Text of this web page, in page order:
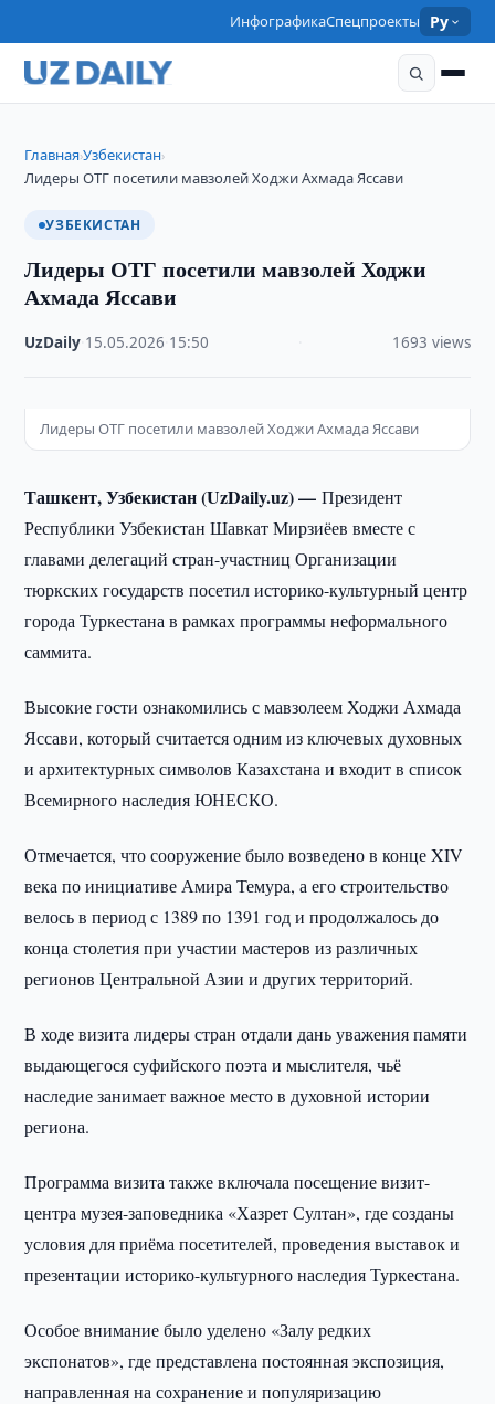
ИнфографикаСпецпроекты Ру
Главная›Узбекистан›
Лидеры ОТГ посетили мавзолей Ходжи Ахмада Яссави
УЗБЕКИСТАН
Лидеры ОТГ посетили мавзолей Ходжи
Ахмада Яссави
UzDaily 15.05.2026 15:50 1693 views
Лидеры ОТГ посетили мавзолей Ходжи Ахмада Яссави
Ташкент, Узбекистан (UzDaily.uz) —Президент
Республики Узбекистан Шавкат Мирзиёев вместе с
главами делегаций стран-участниц Организации
тюркских государств посетил историко-культурный центр
города Туркестана в рамках программы неформального
саммита.
Высокие гости ознакомились с мавзолеем Ходжи Ахмада
Яссави, который считается одним из ключевых духовных
и архитектурных символов Казахстана и входит в список
Всемирного наследия ЮНЕСКО.
Отмечается, что сооружение было возведено в конце XIV
века по инициативе Амира Темура, а его строительство
велось в период с 1389 по 1391 год и продолжалось до
конца столетия при участии мастеров из различных
регионов Центральной Азии и других территорий.
В ходе визита лидеры стран отдали дань уважения памяти
выдающегося суфийского поэта и мыслителя, чьё
наследие занимает важное место в духовной истории
региона.
Программа визита также включала посещение визит-
центра музея-заповедника «Хазрет Султан», где созданы
условия для приёма посетителей, проведения выставок и
презентации историко-культурного наследия Туркестана.
Особое внимание было уделено «Залу редких
экспонатов», где представлена постоянная экспозиция,
направленная на сохранение и популяризацию